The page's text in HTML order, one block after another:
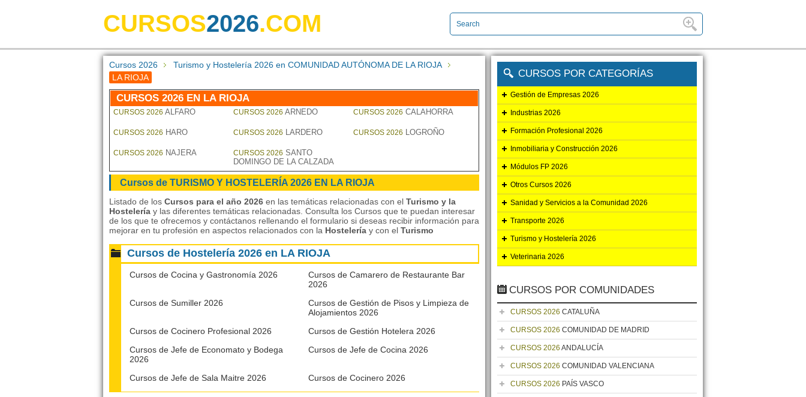
CURSOS2026.COM
Cursos 2026
Turismo y Hostelería 2026 en COMUNIDAD AUTÓNOMA DE LA RIOJA
LA RIOJA
CURSOS 2026 EN LA RIOJA
CURSOS 2026 ALFARO CURSOS 2026 ARNEDO CURSOS 2026 CALAHORRA
CURSOS 2026 HARO CURSOS 2026 LARDERO CURSOS 2026 LOGROÑO
CURSOS 2026 NAJERA CURSOS 2026 SANTO
DOMINGO DE LA CALZADA
Cursos de TURISMO Y HOSTELERÍA 2026 EN LA RIOJA
Listado de los Cursos para el año 2026 en las temáticas relacionadas con el Turismo y la
Hostelería y las diferentes temáticas relacionadas. Consulta los Cursos que te puedan interesar
de los que te ofrecemos y contáctanos rellenando el formulario si deseas recibir información para
mejorar en tu profesión en aspectos relacionados con la Hostelería y con el Turismo
Cursos de Hostelería 2026 en LA RIOJA
Cursos de Cocina y Gastronomía 2026
Cursos de Camarero de Restaurante Bar
2026
Cursos de Sumiller 2026
Cursos de Gestión de Pisos y Limpieza de
Alojamientos 2026
Cursos de Cocinero Profesional 2026
Cursos de Gestión Hotelera 2026
Cursos de Jefe de Economato y Bodega
2026
Cursos de Jefe de Cocina 2026
Cursos de Jefe de Sala Maitre 2026 Cursos de Cocinero 2026
CURSOS POR CATEGORÍAS
Gestión de Empresas 2026
Industrias 2026
Formación Profesional 2026
Inmobiliaria y Construcción 2026
Módulos FP 2026
Otros Cursos 2026
Sanidad y Servicios a la Comunidad 2026
Transporte 2026
Turismo y Hostelería 2026
Veterinaria 2026
CURSOS POR COMUNIDADES
CURSOS 2026 CATALUÑA
CURSOS 2026 COMUNIDAD DE MADRID
CURSOS 2026 ANDALUCÍA
CURSOS 2026 COMUNIDAD VALENCIANA
CURSOS 2026 PAÍS VASCO